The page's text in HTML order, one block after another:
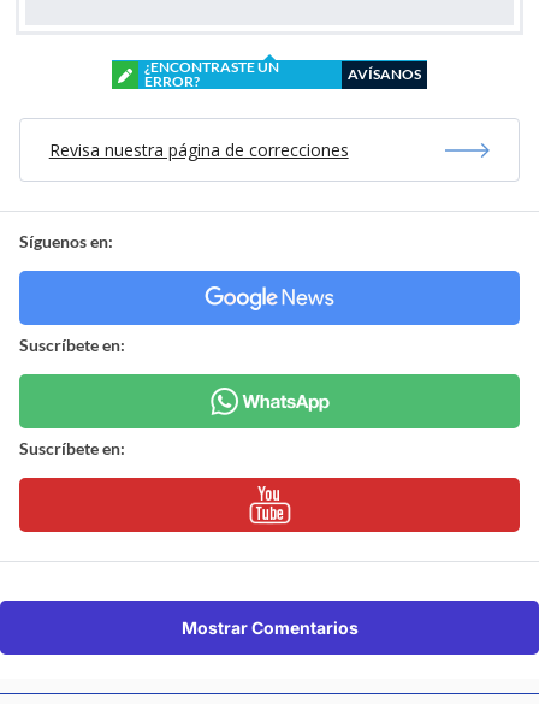
¿ENCONTRASTE UN
ERROR?
AVÍSANOS
Revisa nuestra página de correcciones
Síguenos en:
Suscríbete en:
Suscríbete en:
Mostrar Comentarios